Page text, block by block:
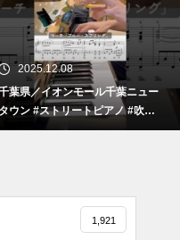
2025.12.08
葉県／イオンモール千葉ニュー
タウン #ストリートピアノ #吹奏
1,921